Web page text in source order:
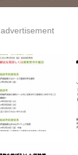
advertisement